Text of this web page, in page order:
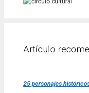
Artículo
25 personajes